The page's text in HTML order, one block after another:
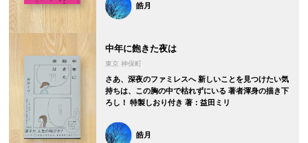
皓月
中年に飽きた夜は
東京 神保町
さあ、深夜のファミレスへ 新しいことを見つけたい気
持ちは、この胸の中で枯れずにいる 著者渾身の描き下
ろし！ 特製しおり付き 著：益田ミリ
皓月